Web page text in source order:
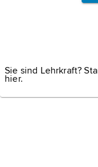
Sie sind Lehrkraft?
hier.